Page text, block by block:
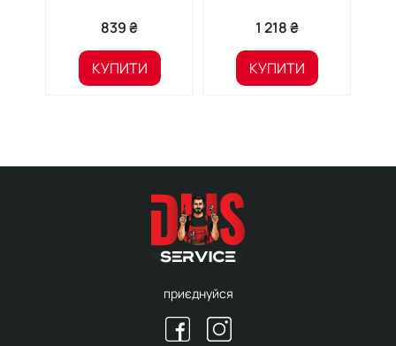
839 ₴
КУПИТИ
1 218 ₴
КУПИТИ
приєднуйся